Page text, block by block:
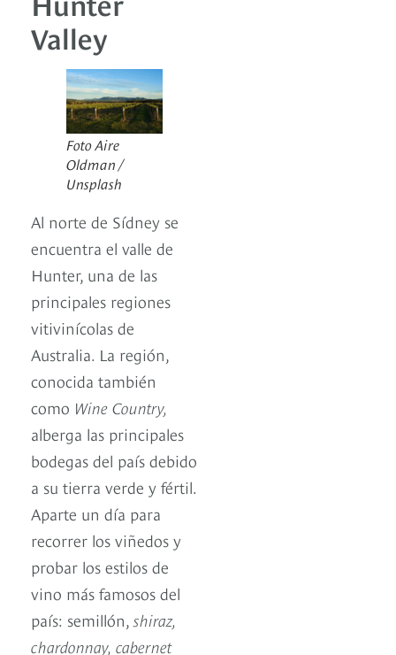
Valley
Foto Aire
Oldman /
Unsplash
Al norte de Sídney se
encuentra el valle de
Hunter, una de las
principales regiones
vitivinícolas de
Australia. La región,
conocida también
como Wine Country,
alberga las principales
bodegas del país debido
a su tierra verde y fértil.
Aparte un día para
recorrer los viñedos y
probar los estilos de
vino más famosos del
país: semillón, shiraz,
chardonnay, cabernet